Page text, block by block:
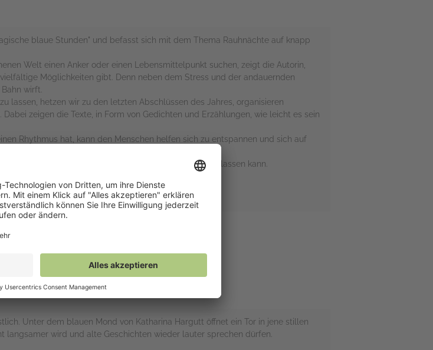
blaue Stunden" und befasst sich mit dem Thema Rauhnächte auf knapp
Welt einen Anker oder einen Lebensmittelpunkt suchen, zeigt die Autorin,
Möglichkeiten gibt. Denn neben dem Stress und der andauernden
wirft.
lassen, hetzen wir zu den letzten Abschlüssen des Jahres, organisieren
zeigen die Texte, in Form von Gedichten und Erzählungen, wie leicht es sein
Rhythmus hat, kann den Menschen helfen sich zu entspannen und sich auf
zeigt, wie man sich in eine Welt vollkommen fallen lassen kann.
Unter dem blauen Mond von Katharina Hargutt öffnet ein Tor in jene stillen
langsamer wird und alte Geschichten wieder lauter sprechen dürfen.